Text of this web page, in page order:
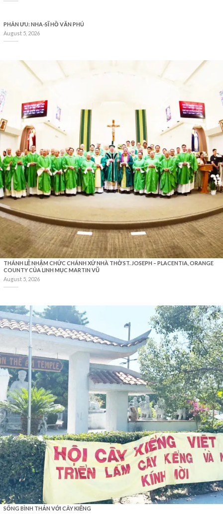
PHÂN ƯU: NHA-SĨ HỒ VĂN PHÚ
August 5, 2026
THÁNH LỄ NHẬM CHỨC CHÁNH XỨ NHÀ THỜ ST. JOSEPH – PLACENTIA, ORANGE
COUNTY CỦA LINH MỤC MARTIN VŨ
August 5, 2026
SỐNG BÌNH THẢN VỚI CÂY KIỂNG